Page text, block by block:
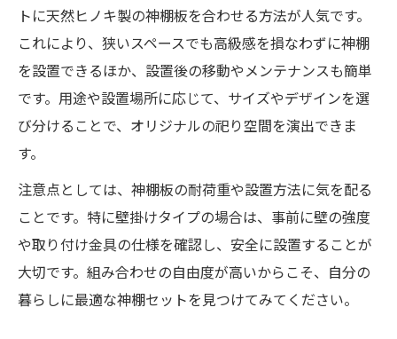
トに天然ヒノキ製の神棚板を合わせる方法が人気です。
これにより、狭いスペースでも高級感を損なわずに神棚
を設置できるほか、設置後の移動やメンテナンスも簡単
です。用途や設置場所に応じて、サイズやデザインを選
び分けることで、オリジナルの祀り空間を演出できま
す。
注意点としては、神棚板の耐荷重や設置方法に気を配る
ことです。特に壁掛けタイプの場合は、事前に壁の強度
や取り付け金具の仕様を確認し、安全に設置することが
大切です。組み合わせの自由度が高いからこそ、自分の
暮らしに最適な神棚セットを見つけてみてください。